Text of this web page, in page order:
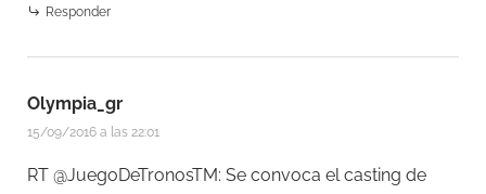
Responder
Olympia_gr
15/09/2016 a las 22:01
RT @JuegoDeTronosTM: Se convoca el casting de